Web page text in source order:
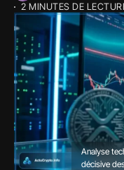
2 MINUTES DE
Analyse
décisive